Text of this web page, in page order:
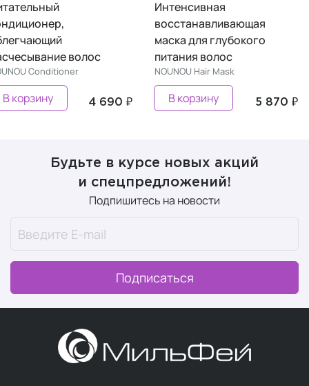
волос
Conditioner
4 690 ₽
В корзину
Интенсивная
восстанавливающая
маска для глубокого
питания волос
NOUNOU Hair Mask
5 870 ₽
В корзину
Будьте в курсе новых акций
и спецпредложений!
Подпишитесь на новости
Подписаться